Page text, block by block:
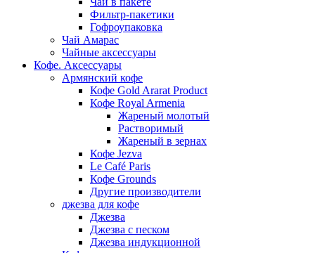
Фильтр-пакетики
Гофроупаковка
Чай Амарас
Чайные аксессуары
Кофе. Аксессуары
Армянский кофе
Кофе Gold Ararat Product
Кофе Royal Armenia
Жареный молотый
Растворимый
Жареный в зернах
Кофе Jezva
Le Café Paris
Кофе Grounds
Другие производители
джезва для кофе
Джезва
Джезва с песком
Джезва индукционной